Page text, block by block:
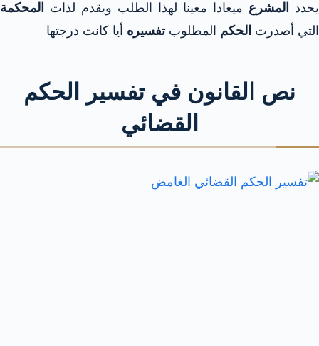
يحدد
المشرع ميعادا معينا لهذا الطلب ويقدم لذات
المحكمة
التي أصدرت الحكم المطلوبتفسيره أيا كانت درجتها
نص القانون في تفسير الحكم
القضائي